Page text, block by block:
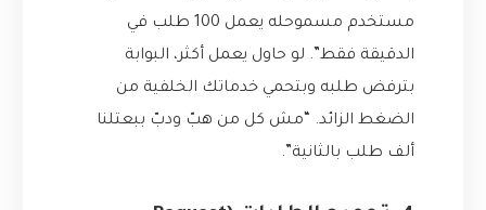
مستخدم مسموحله يعمل 100 طلب في
الدقيقة فقط”. لو حاول يعمل أكثر، البوابة
بترفض طلبه وبتحمي خدماتك الخلفية من
الضغط الزائد. “مش كل من هبّ ودبّ ببعتلنا
ألف طلب بالثانية”.